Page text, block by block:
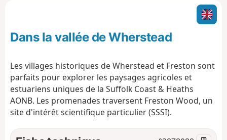
o
i
r
l
v
a
o
Dans la vallée de Wherstead
Les villages historiques de Wherstead et Freston sont
parfaits pour explorer les paysages agricoles et
estuariens uniques de la Suffolk Coast & Heaths
AONB. Les promenades traversent Freston Wood, un
site d'intérêt scientifique particulier (SSSI).